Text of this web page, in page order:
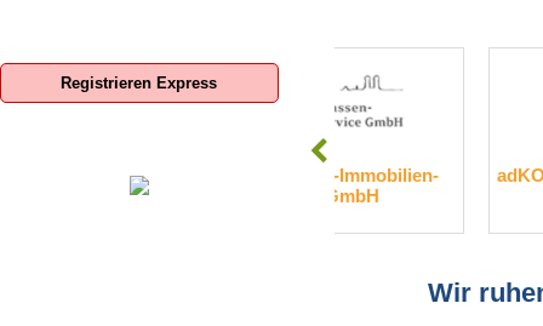
SIS-Sparkassen-Immobilien-
Service GmbH
adKOMM Software
Wir
Registrieren Express